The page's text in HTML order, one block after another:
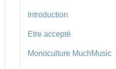
Introduction
Etre accepté
Monoculture MuchMusic